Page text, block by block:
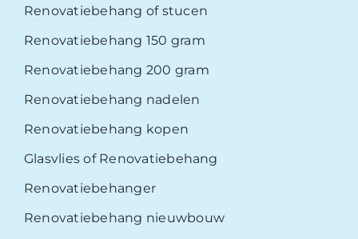
Renovatiebehang of stucen
Renovatiebehang 150 gram
Renovatiebehang 200 gram
Renovatiebehang nadelen
Renovatiebehang kopen
Glasvlies of Renovatiebehang
Renovatiebehanger
Renovatiebehang nieuwbouw